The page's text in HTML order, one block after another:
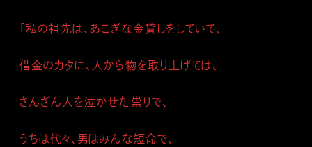
「私の祖先は、あこぎな金貸しをしていて、
借金のカタに、人から物を取り上げては、
さんざん人を泣かせた祟りで、
うちは代々、男はみんな短命で、